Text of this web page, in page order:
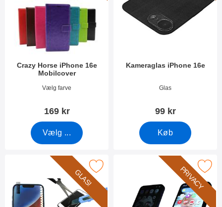
Crazy Horse iPhone 16e
Mobilcover
Varenr 52847Vælg farve
169 kr
Vælg ...
Kameraglas iPhone 16e
Varenr 52855Glas
99 kr
Køb
GLAS!
glasbeskyttelse iPhone 13/13 Pro/14/16e /17e som favorit
PRIVACY
Marker privacy Skærmbeskytter i hærdet glas